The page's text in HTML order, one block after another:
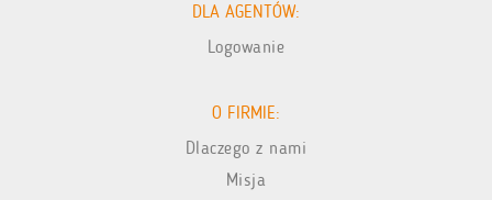
DLA AGENTÓW:
Logowanie
O FIRMIE:
Dlaczego z nami
Misja